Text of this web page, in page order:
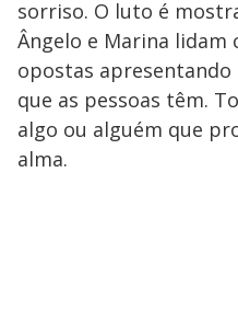
sorriso. O luto é
Ângelo e Marina lidam
opostas
que as pessoas têm.
algo ou alguém que
alma.